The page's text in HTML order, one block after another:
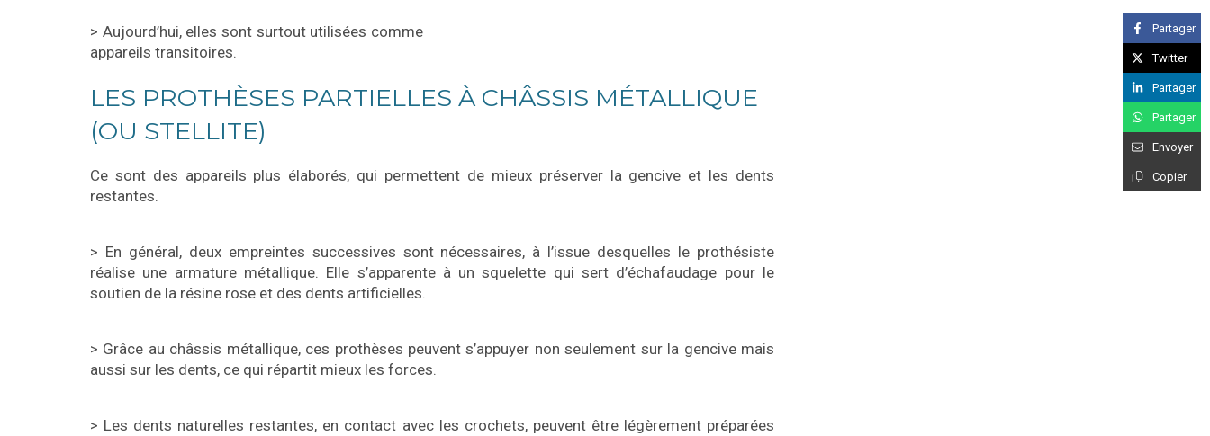
> Aujourd’hui, elles sont surtout utilisées comme
appareils transitoires.
LES PROTHÈSES PARTIELLES À CHÂSSIS MÉTALLIQUE
(OU STELLITE)
Ce sont des appareils plus élaborés, qui permettent de mieux préserver la gencive et les dents
restantes.
> En général, deux empreintes successives sont nécessaires, à l’issue desquelles le prothésiste
réalise une armature métallique. Elle s’apparente à un squelette qui sert d’échafaudage pour le
soutien de la résine rose et des dents artificielles.
> Grâce au châssis métallique, ces prothèses peuvent s’appuyer non seulement sur la gencive mais
aussi sur les dents, ce qui répartit mieux les forces.
> Les dents naturelles restantes, en contact avec les crochets, peuvent être légèrement préparées
Partager
Twitter
Partager
Partager
Envoyer
Copier